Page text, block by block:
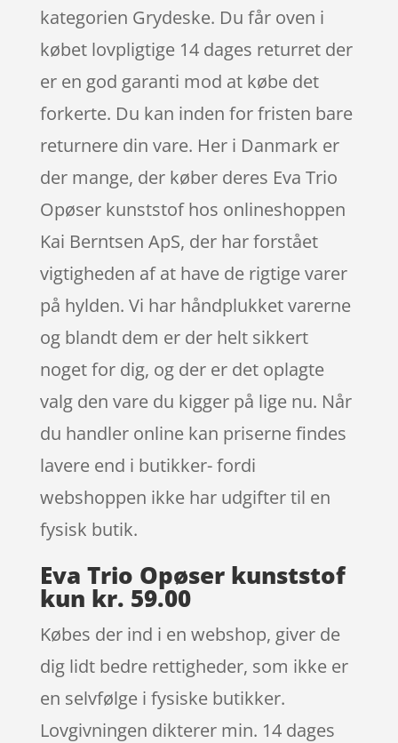
kategorien Grydeske. Du får oven i
købet lovpligtige 14 dages returret der
er en god garanti mod at købe det
forkerte. Du kan inden for fristen bare
returnere din vare. Her i Danmark er
der mange, der køber deres Eva Trio
Opøser kunststof hos onlineshoppen
Kai Berntsen ApS, der har forstået
vigtigheden af at have de rigtige varer
på hylden. Vi har håndplukket varerne
og blandt dem er der helt sikkert
noget for dig, og der er det oplagte
valg den vare du kigger på lige nu. Når
du handler online kan priserne findes
lavere end i butikker- fordi
webshoppen ikke har udgifter til en
fysisk butik.
Eva Trio Opøser kunststof
kun kr. 59.00
Købes der ind i en webshop, giver de
dig lidt bedre rettigheder, som ikke er
en selvfølge i fysiske butikker.
Lovgivningen dikterer min. 14 dages